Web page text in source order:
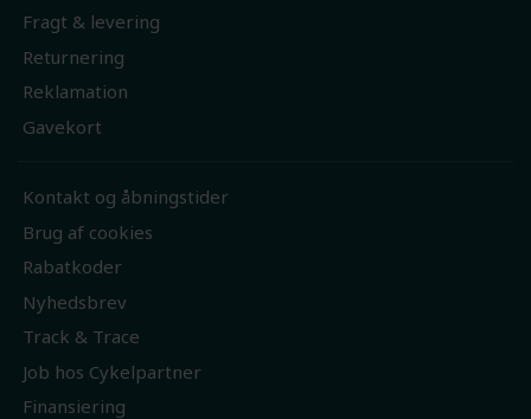
Fragt & levering
Returnering
Reklamation
Gavekort
Kontakt og åbningstider
Brug af cookies
Rabatkoder
Nyhedsbrev
Track & Trace
Job hos Cykelpartner
Finansiering